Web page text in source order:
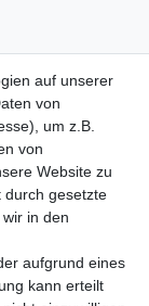
auf unserer
von
um z.B.
von
Website zu
durch gesetzte
in den
aufgrund eines
kann erteilt